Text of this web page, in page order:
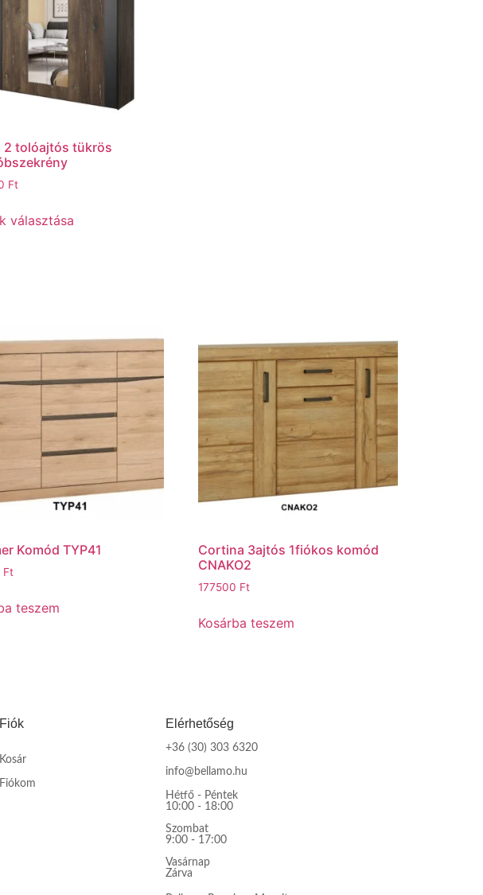
2 tolóajtós tükrös
Ft
választása
Komód TYP41
Ft
teszem
Cortina 3ajtós 1fiókos komód
CNAKO2
177500 Ft
Kosárba teszem
Fiók
Kosár
Fiókom
Elérhetőség
+36 (30) 303 6320
info@bellamo.hu
Hétfő - Péntek
10:00 - 18:00
Szombat
9:00 - 17:00
Vasárnap
Zárva